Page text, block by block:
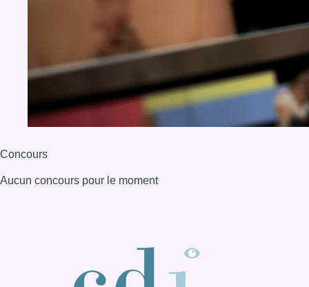
Concours
Aucun concours pour le moment